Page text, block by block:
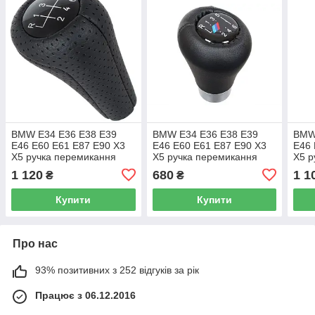
BMW E34 E36 E38 E39
E46 E60 E61 E87 E90 X3
X5 ручка перемикання
ПЕРФОРОВАНА ШКІРА 6
ПЕРЕДАЧ
1 120 ₴
Купити
BMW E34 E36 E38 E39
E46 E60 E61 E87 E90 X3
X5 ручка перемикання
передач BLACK M-PACK /
M-POWER 6 SPEED
680₴
Купити
E46
X5
1
Про нас
93% позитивних з 252 відгуків за рік
Працює з 06.12.2016